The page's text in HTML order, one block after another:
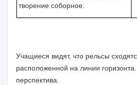
творение соборное.
Учащиеся видят, что рельсы
расположенной на линии
перспектива.